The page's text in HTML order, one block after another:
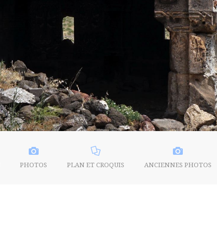
PHOTOS PLAN ET CROQUIS ANCIENNES PHOTOS